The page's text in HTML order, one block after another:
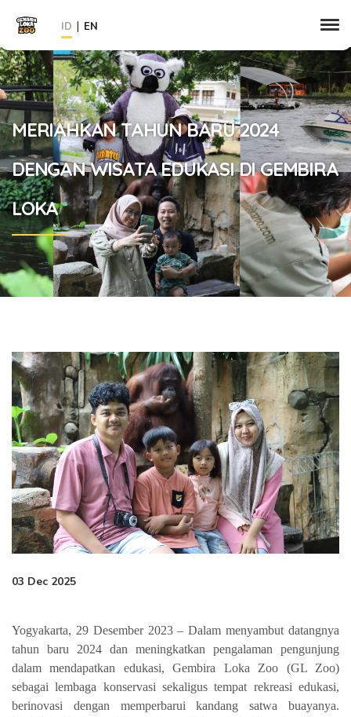
ID | EN
MERIAHKAN TAHUN BARU 2024
DENGAN WISATA EDUKASI DI GEMBIRA
LOKA
03 Dec 2025
Yogyakarta, 29 Desember 2023 – Dalam menyambut datangnya
tahun baru 2024 dan meningkatkan pengalaman pengunjung
dalam mendapatkan edukasi, Gembira Loka Zoo (GL Zoo)
sebagai lembaga konservasi sekaligus tempat rekreasi edukasi,
berinovasi dengan memperbarui kandang satwa buayanya.